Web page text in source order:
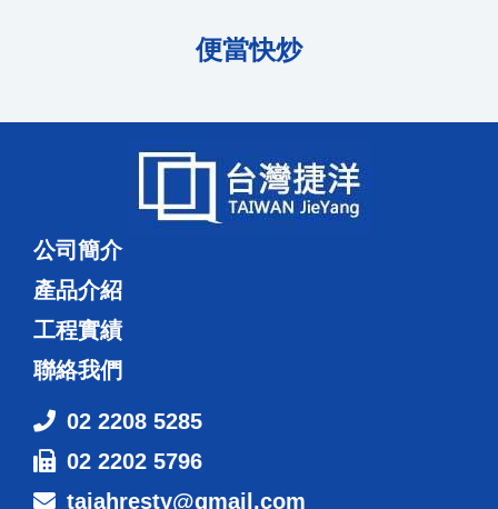
便當快炒
公司簡介
產品介紹
工程實績
聯絡我們
02 2208 5285
02 2202 5796
taiahresty@gmail.com